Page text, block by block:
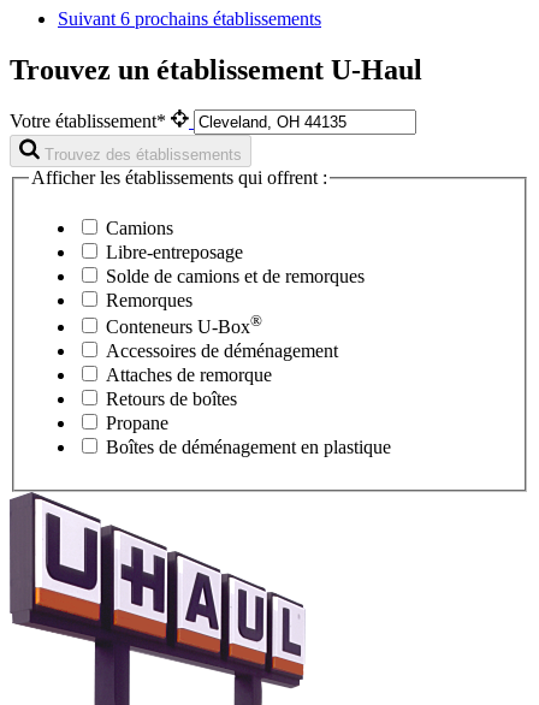
Suivant 6 prochains établissements
Trouvez un établissement U-Haul
Votre établissement*
Trouvez des établissements
Afficher les établissements qui offrent :
Camions
Libre-entreposage
Solde de camions et de remorques
Remorques
Conteneurs U-Box®
Accessoires de déménagement
Attaches de remorque
Retours de boîtes
Propane
Boîtes de déménagement en plastique